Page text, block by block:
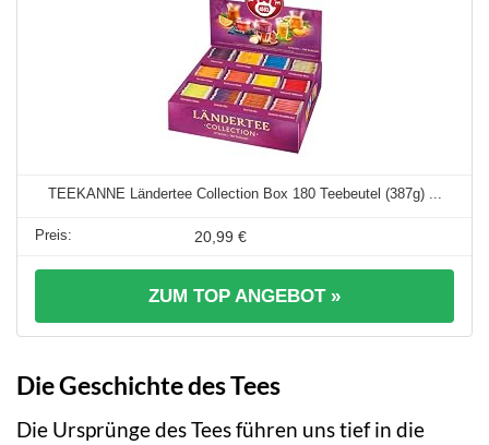
TEEKANNE Ländertee Collection Box 180 Teebeutel (387g) ...
20,99 €
ZUM TOP ANGEBOT »
Die Geschichte des Tees
Die Ursprünge des Tees führen uns tief in die